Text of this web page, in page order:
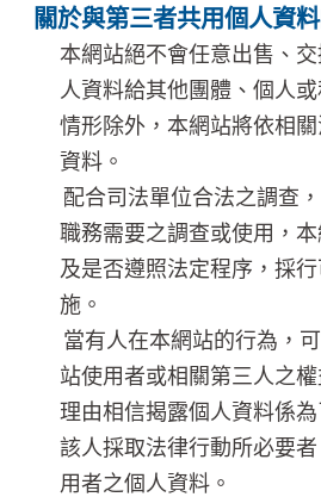
關於與第三者共用個人資
本網站絕不會任意出售、
人資料給其他團體、個人
情形除外，本網站將依相
資料。
配合司法單位合法之調查
職務需要之調查或使用，
及是否遵照法定程序，採
施。
當有人在本網站的行為，
站使用者或相關第三人之
理由相信揭露個人資料係
該人採取法律行動所必要
用者之個人資料。